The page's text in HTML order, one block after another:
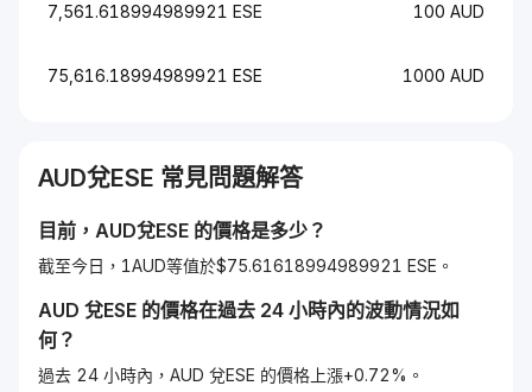
7,561.618994989921 ESE 100 AUD
75,616.18994989921 ESE 1000 AUD
AUD兌ESE 常見問題解答
目前， AUD兌ESE 的價格是多少？
截至今日，1AUD等值於$75.61618994989921 ESE。
AUD 兌ESE 的價格在過去 24 小時內的波動情況如
何？
過去 24 小時內，AUD 兌ESE 的價格上漲+0.72%。